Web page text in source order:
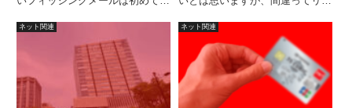
う。
ネット関連 ネット関連